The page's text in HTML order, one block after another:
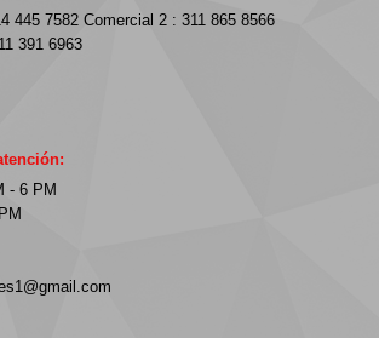
445 7582 Comercial 2 : 311 865 8566
391 6963
- 6 PM